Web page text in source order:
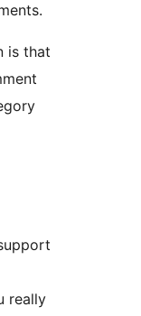
is that
really